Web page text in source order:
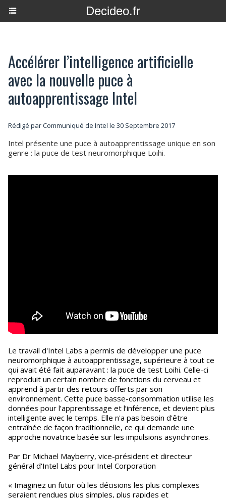
Decideo.fr
Accélérer l’intelligence artificielle
avec la nouvelle puce à
autoapprentissage Intel
Rédigé par Communiqué de Intel le 30 Septembre 2017
Intel présente une puce à autoapprentissage unique en son
genre : la puce de test neuromorphique Loihi.
Le travail d'Intel Labs a permis de développer une puce
neuromorphique à autoapprentissage, supérieure à tout ce
qui avait été fait auparavant : la puce de test Loihi. Celle-ci
reproduit un certain nombre de fonctions du cerveau et
apprend à partir des retours offerts par son
environnement. Cette puce basse-consommation utilise les
données pour l’apprentissage et l’inférence, et devient plus
intelligente avec le temps. Elle n'a pas besoin d'être
entraînée de façon traditionnelle, ce qui demande une
approche novatrice basée sur les impulsions asynchrones.
Par Dr Michael Mayberry, vice-président et directeur
général d'Intel Labs pour Intel Corporation
« Imaginez un futur où les décisions les plus complexes
seraient rendues plus simples, plus rapides et